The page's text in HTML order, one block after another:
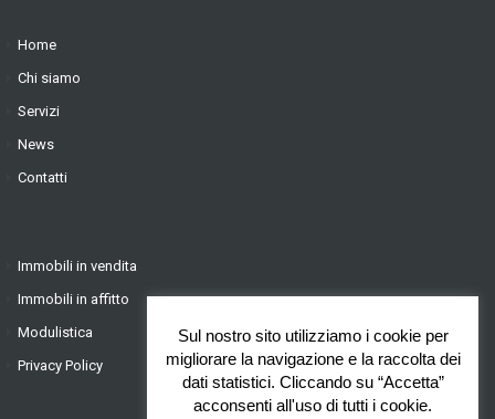
Home
Chi siamo
Servizi
News
Contatti
Immobili in vendita
Immobili in affitto
Modulistica
Privacy Policy
Sul nostro sito utilizziamo i cookie per
migliorare la navigazione e la raccolta dei
dati statistici. Cliccando su “Accetta”
acconsenti all'uso di tutti i cookie.